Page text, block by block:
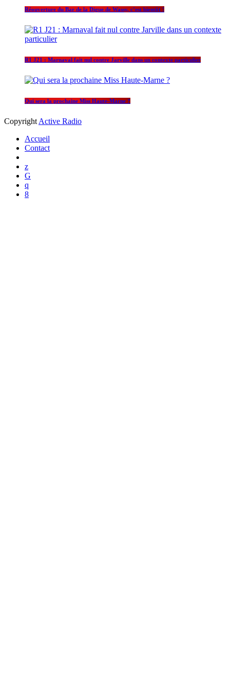
Réouverture du Bar de la Digue de Wassy, c’est bientôt !
R1 J21 : Marnaval fait nul contre Jarville dans un contexte particulier
Qui sera la prochaine Miss Haute-Marne ?
Copyright Active Radio
Accueil
Contact